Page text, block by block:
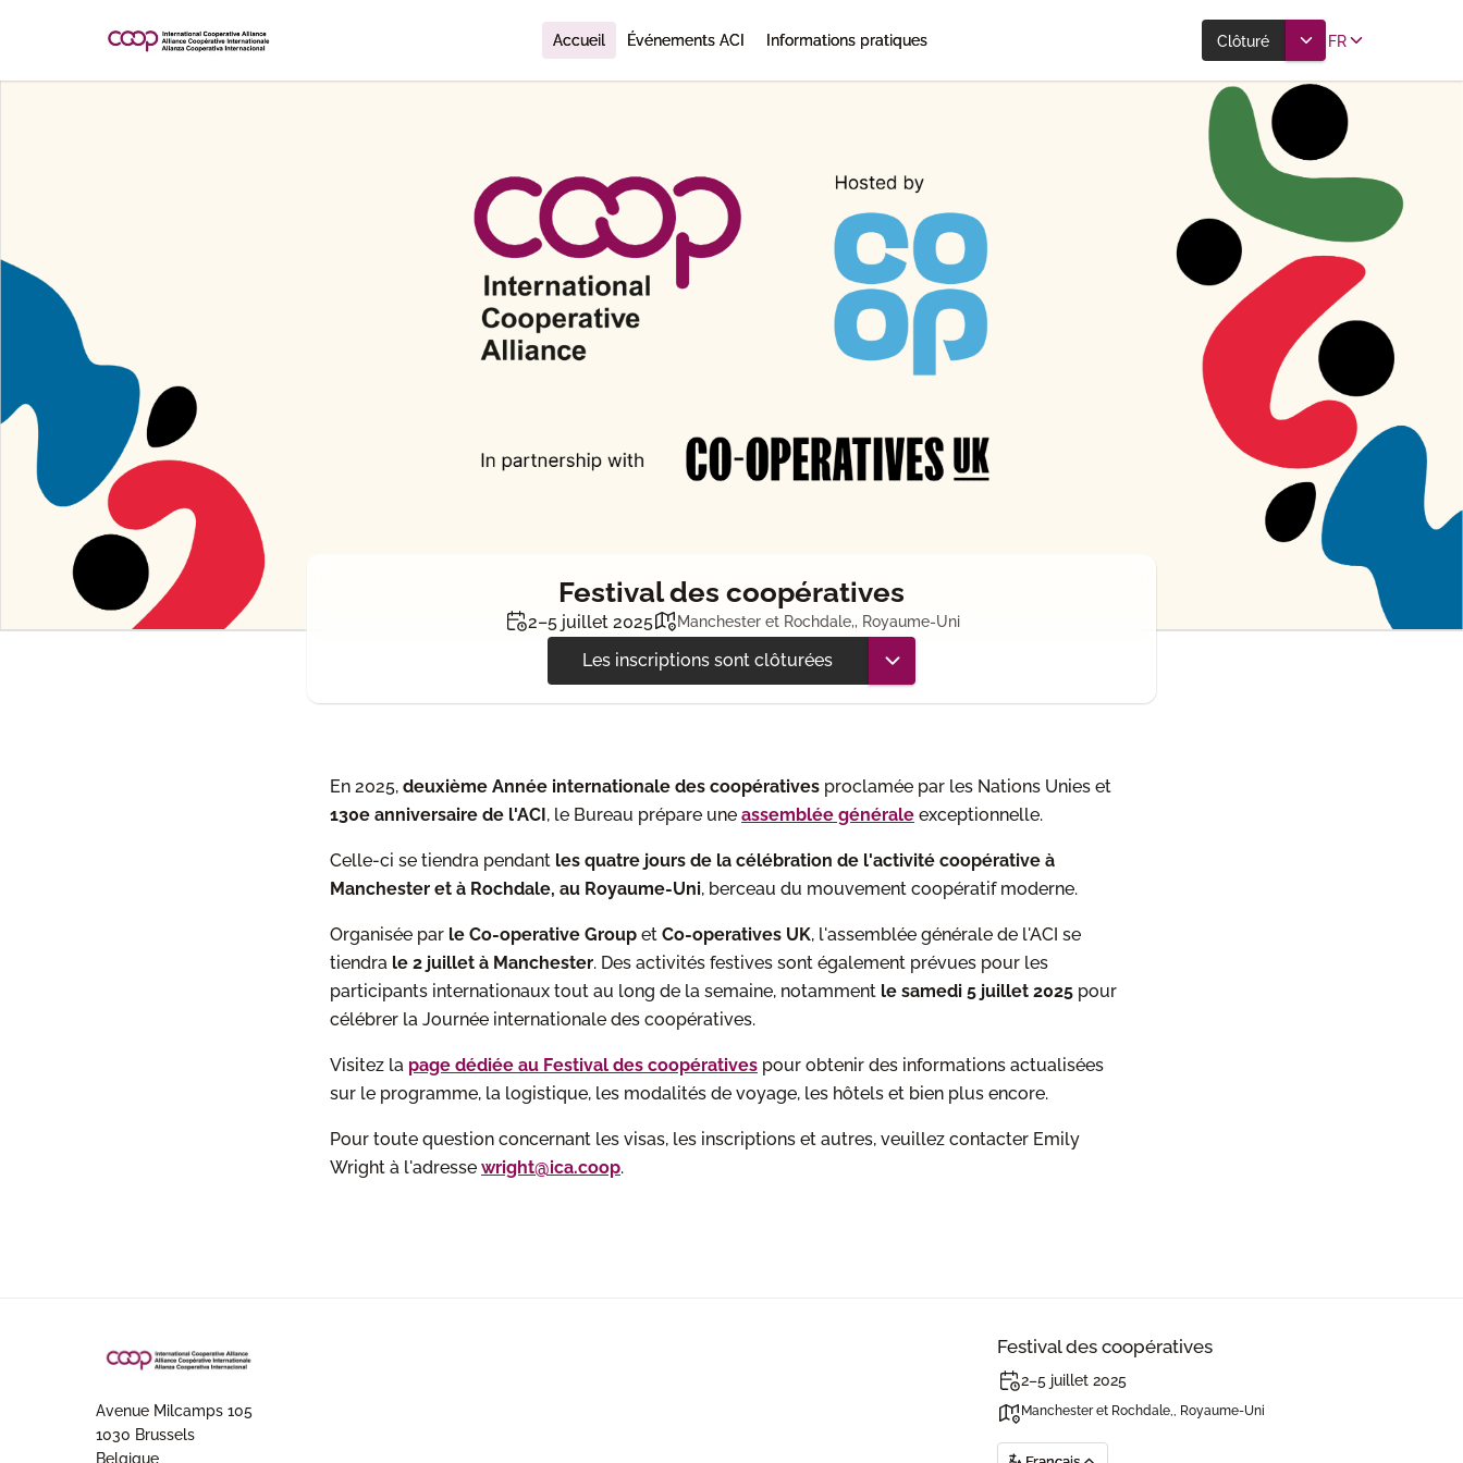
Accueil Événements ACI Informations pratiques Clôturé FR
Festival des coopératives
2–5 juillet 2025 Manchester et Rochdale,, Royaume-Uni
Les inscriptions sont clôturées
En 2025, deuxième Année internationale des coopératives proclamée par les Nations Unies et
130e anniversaire de l'ACI, le Bureau prépare une assemblée générale exceptionnelle.
Celle-ci se tiendra pendant les quatre jours de la célébration de l'activité coopérative à
Manchester et à Rochdale, au Royaume-Uni, berceau du mouvement coopératif moderne.
Organisée par le Co-operative Group et Co-operatives UK, l'assemblée générale de l'ACI se
tiendra le 2 juillet à Manchester. Des activités festives sont également prévues pour les
participants internationaux tout au long de la semaine, notamment le samedi 5 juillet 2025 pour
célébrer la Journée internationale des coopératives.
Visitez la page dédiée au Festival des coopératives pour obtenir des informations actualisées
sur le programme, la logistique, les modalités de voyage, les hôtels et bien plus encore.
Pour toute question concernant les visas, les inscriptions et autres, veuillez contacter Emily
Wright à l'adresse wright@ica.coop.
Avenue Milcamps 105
1030 Brussels
Belgique
Festival des coopératives
2–5 juillet 2025
Manchester et Rochdale,, Royaume-Uni